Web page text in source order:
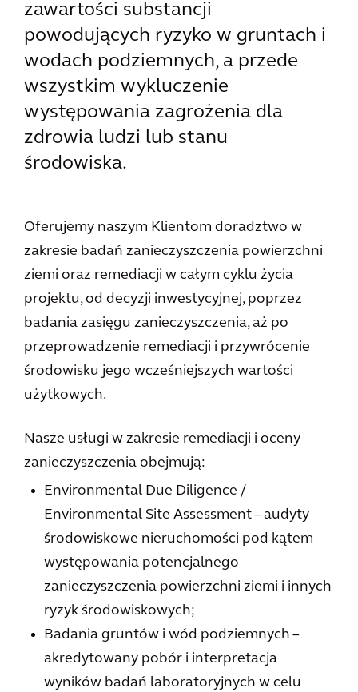
zawartości substancji
powodujących ryzyko w gruntach i
wodach podziemnych, a przede
wszystkim wykluczenie
występowania zagrożenia dla
zdrowia ludzi lub stanu
środowiska.
Oferujemy naszym Klientom doradztwo w
zakresie badań zanieczyszczenia powierzchni
ziemi oraz remediacji w całym cyklu życia
projektu, od decyzji inwestycyjnej, poprzez
badania zasięgu zanieczyszczenia, aż po
przeprowadzenie remediacji i przywrócenie
środowisku jego wcześniejszych wartości
użytkowych.
Nasze usługi w zakresie remediacji i oceny
zanieczyszczenia obejmują:
Environmental Due Diligence /
Environmental Site Assessment – audyty
środowiskowe nieruchomości pod kątem
występowania potencjalnego
zanieczyszczenia powierzchni ziemi i innych
ryzyk środowiskowych;
Badania gruntów i wód podziemnych –
akredytowany pobór i interpretacja
wyników badań laboratoryjnych w celu